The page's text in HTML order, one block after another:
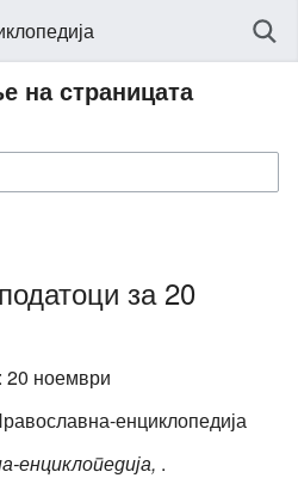
на страницата
за 20
20 ноември
енциклопедија
енциклопедија, .